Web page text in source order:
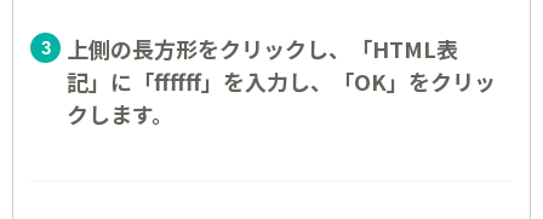
上側の長方形をクリックし、「HTML表
記」に「ffffff」を入力し、「OK」をクリッ
クします。